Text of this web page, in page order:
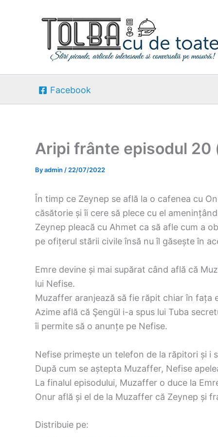
Facebook
Aripi frânte episodul 20
Byadmin / 22/07/2022
În timp ce Zeynep se află la o cafenea cu
căsătorie și îi cere să plece cu el
Zeynep pleacă cu Ahmet ca să afle cum a
pe ofițerul stării civile însă nu îl găsește în
Emre devine și mai supărat când află că
lui Nefise.
Muzaffer aranjează să fie răpit chiar în fața
Azime află că Şengül i-a spus lui Tuba
îi permite să o anunțe pe Nefise.
Nefise primește un telefon de la răpitori și i
După cum se aștepta Muzaffer, Nefise
La finalul episodului, Muzaffer o duce la
Onur află și el de la Muzaffer că Zeynep și
Distribuie pe: